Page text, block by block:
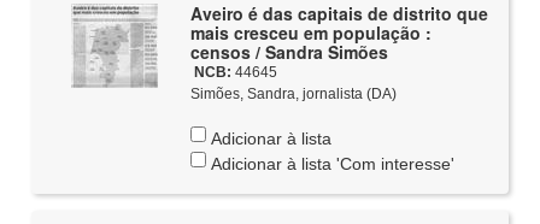
Aveiro é das capitais de distrito que
mais cresceu em população :
censos / Sandra Simões
NCB: 44645
Simões, Sandra, jornalista (DA)
Adicionar à lista
Adicionar à lista 'Com interesse'